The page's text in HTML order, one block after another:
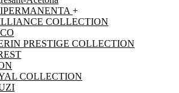
+
COLLECTION
PRESTIGE COLLECTION
COLLECTION